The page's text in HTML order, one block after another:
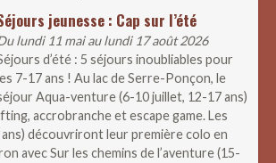
jeunesse : Cap sur l’été
lundi 11 mai au lundi 17 août 2026
d’été : 5 séjours inoubliables pour
7-17 ans ! Au lac de Serre-Ponçon, le
Aqua-venture (6-10 juillet, 12-17 ans)
accrobranche et escape game. Les
découvriront leur première colo en
avec Sur les chemins de l’aventure (15-